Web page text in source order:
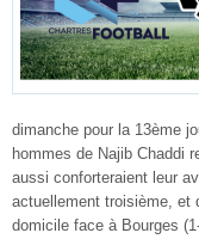
dimanche pour la 13ème
hommes de Najib Chaddi
aussi conforteraient leur
actuellement troisième, et
domicile face à Bourges